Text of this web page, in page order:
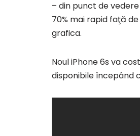
– din punct de
70% mai rapid faţă
grafica.
Noul iPhone 6s va
disponibile începând